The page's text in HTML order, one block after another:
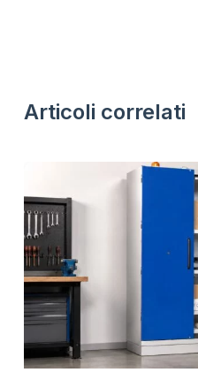
Articoli correlati